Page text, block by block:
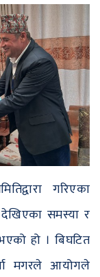
गरिएका
देखिएका समस्या र
हो । बिघटित
मगरले आयोगले